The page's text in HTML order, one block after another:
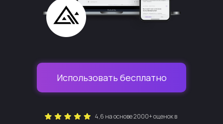
Использовать бесплатно
4,6 на основе 2000+ оценок в